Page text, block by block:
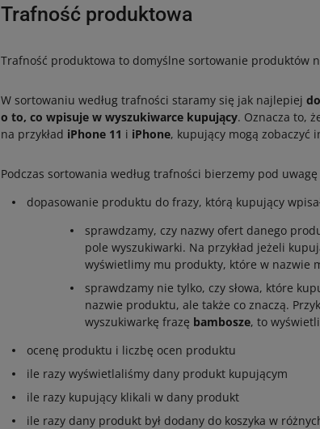
Możesz tam zobaczyć status dla wielu ofert jednocześnie.
Trafność produktowa
Trafność produktowa to domyślne sortowanie produktów
W sortowaniu według trafności staramy się jak najlepiej
o to, co wpisuje w wyszukiwarce kupujący. Oznacza to,
na przykład iPhone 11 i iPhone, kupujący mogą zobaczyć
Podczas sortowania według trafności bierzemy pod
dopasowanie produktu do frazy, którą kupujący
sprawdzamy, czy nazwy ofert danego
pole wyszukiwarki. Na przykład jeżeli
wyświetlimy mu produkty, które w nazwie
sprawdzamy nie tylko, czy słowa, które
nazwie produktu, ale także co znaczą.
wyszukiwarkę frazę bambosze, to
ocenę produktu i liczbę ocen produktu
ile razy wyświetlaliśmy dany produkt kupującym
ile razy kupujący klikali w dany produkt
ile razy dany produkt był dodany do koszyka w